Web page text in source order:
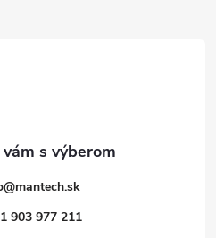
@mantech.sk
903 977 211